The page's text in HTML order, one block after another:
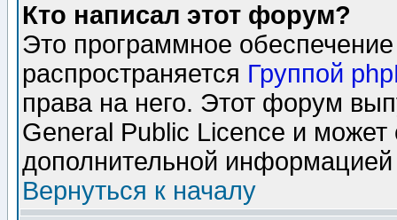
Кто написал этот форум?
Это программное
распространяется Группой
права на него. Этот форум
General Public Licence и может
дополнительной
Вернуться к началу